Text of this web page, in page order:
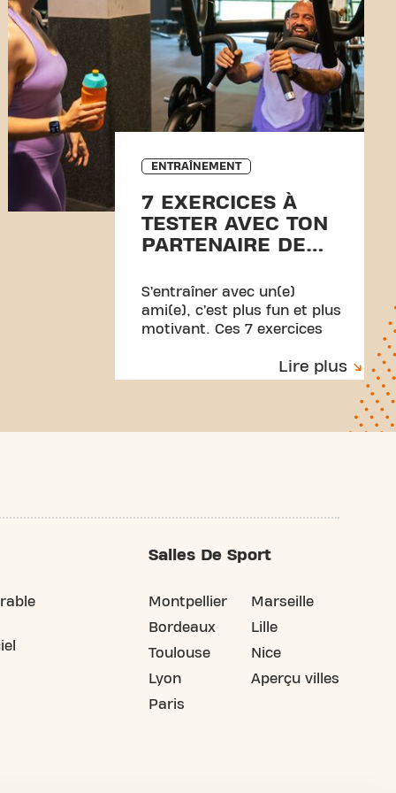
ENTRAÎNEMENT
7 EXERCICES À
TESTER AVEC TON
PARTENAIRE DE
S’entraîner avec un(e)
ami(e), c’est plus fun et plus
motivant. Ces 7 exercices
pour transpirer ensemble…
Lire plus
Salles De Sport
Montpellier
Bordeaux
Toulouse
Lyon
Paris
Marseille
Lille
Nice
Aperçu villes